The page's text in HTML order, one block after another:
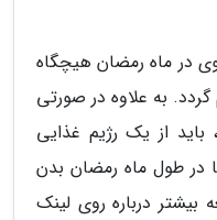
در ماه رمضان هیچگاه
به علاوه در صورتی
باید از یک رژیم غذایی
در طول ماه رمضان بدن
بیشتر درباره روی لینک